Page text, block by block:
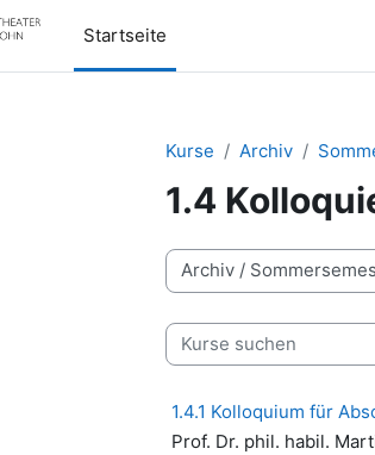
Startseite
Kurse Archiv
1.4
Kursbereiche
Kurse suchen
1.4.1 Kolloquium für
Prof. Dr. phil. habil.